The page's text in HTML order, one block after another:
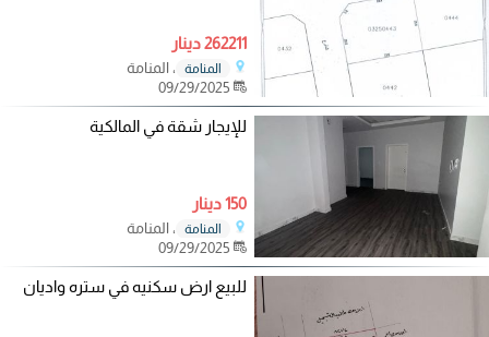
262211 دينار
المنامة
، المنامة
للإيجار شقة في المالكية
150 دينار
المنامة
، المنامة
للبيع ارض سكنيه في ستره واديان